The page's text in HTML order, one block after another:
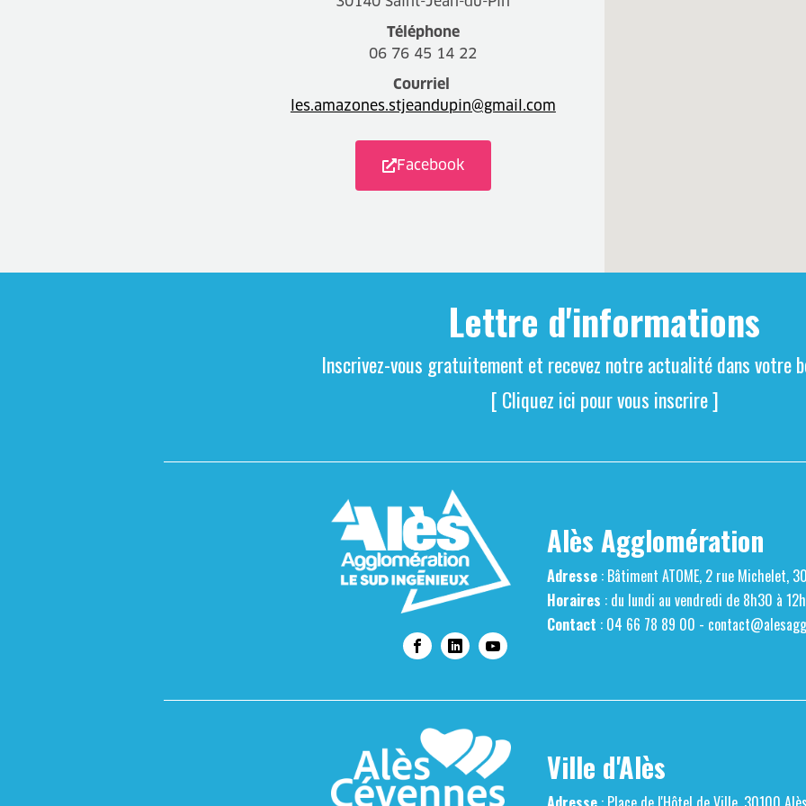
Téléphone
06 76 45 14 22
Courriel
les.amazones.stjeandupin@gmail.com
Facebook
Lettre d'informations
Inscrivez-vous gratuitement et recevez notre actualité dans votre
[ Cliquez ici pour vous inscrire ]
Alès Agglomération
Adresse: Bâtiment ATOME, 2 rue Michelet,
Horaires : du lundi au vendredi de 8h30 à
Contact : 04 66 78 89 00 -
Ville d'Alès